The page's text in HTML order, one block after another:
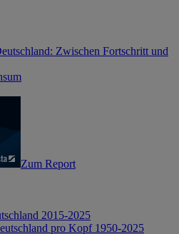
Zwischen Fortschritt und
Zum Report
2015-2025
pro Kopf 1950-2025